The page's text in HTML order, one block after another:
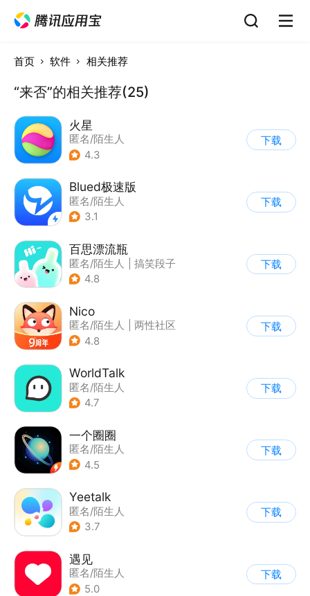
首页 软件 相关推荐
“来否”的相关推荐(25)
火星
匿名/陌生人
4.3
下载
Blued极速版
匿名/陌生人
3.1
下载
百思漂流瓶
匿名/陌生人
搞笑段子
4.8
下载
Nico
匿名/陌生人
两性社区
4.8
下载
WorldTalk
匿名/陌生人
4.7
下载
一个圈圈
匿名/陌生人
4.5
下载
Yeetalk
匿名/陌生人
3.7
下载
遇见
匿名/陌生人
5.0
下载